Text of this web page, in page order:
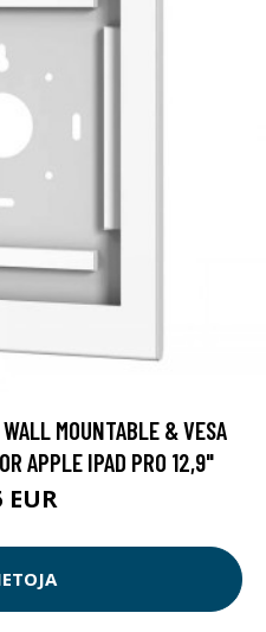
MOUNTABLE & VESA
APPLE IPAD PRO 12,9"
EUR